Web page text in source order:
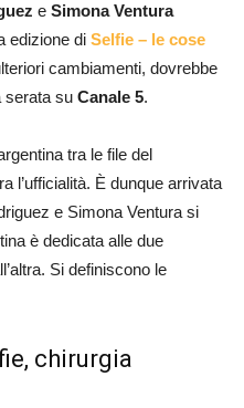
e Simona Ventura
edizione di Selfie – le cose
cambiamenti, dovrebbe
serata su Canale 5.
tra le file del
l’ufficialità. È dunque arrivata
e Simona Ventura si
è dedicata alle due
Si definiscono le
chirurgia